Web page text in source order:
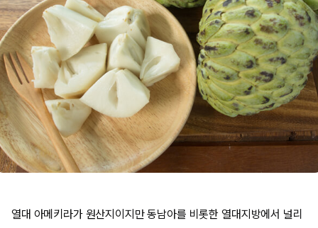
열대 아메키라가 원산지이지만 동남아를 비롯한 열대지방에서 널리